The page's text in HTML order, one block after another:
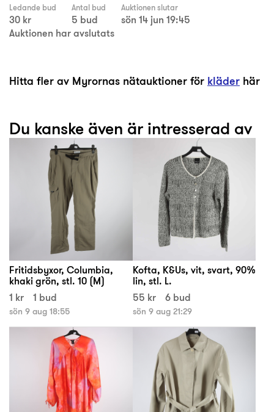
Ledande bud
30 kr
Antal bud
5 bud
Auktionen slutar
sön 14 jun 19:45
Auktionen har avslutats
Hitta fler av Myrornas nätauktioner för kläder här
Du kanske även är intresserad av
Fritidsbyxor, Columbia,
khaki grön, stl. 10 (M)
1 kr
1 bud
sön 9 aug 18:55
Kofta, K&Us, vit, svart, 90%
lin, stl. L.
55 kr
6 bud
sön 9 aug 21:29